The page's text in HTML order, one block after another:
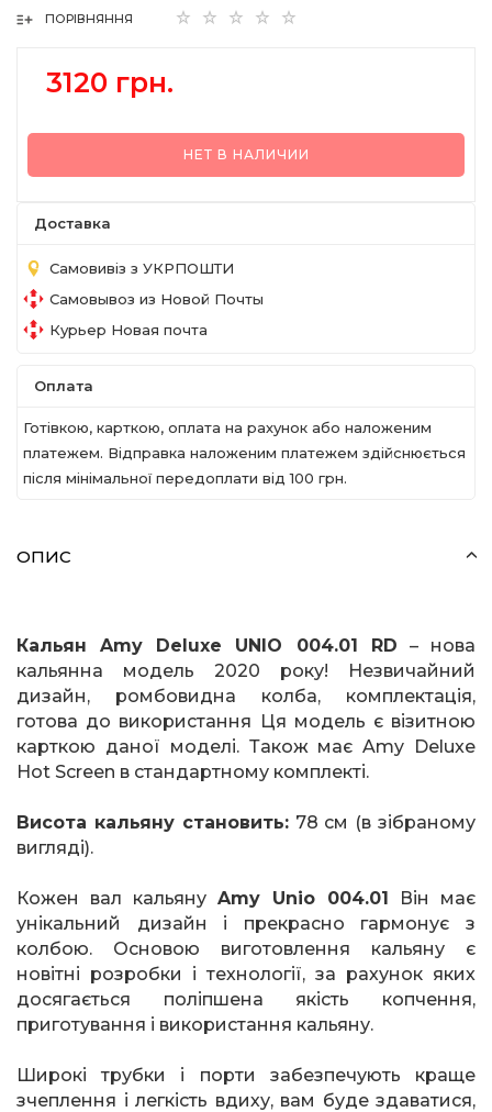
ПОРІВНЯННЯ
3120 грн.
НЕТ В НАЛИЧИИ
Доставка
Самовивіз з УКРПОШТИ
Самовывоз из Новой Почты
Курьер Новая почта
Оплата
Готівкою, карткою, оплата на рахунок або наложеним
платежем. Відправка наложеним платежем здійснюється
після мінімальної передоплати вiд 100 грн.
ОПИС
КальянAmy Deluxe UNIO 004.01 RD – нова
кальянна модель 2020 року! Незвичайний
дизайн, ромбовидна колба, комплектація,
готова до використання Ця модель є візитною
карткою даної моделі. Також маєAmy Deluxe
Hot Screen в стандартному комплекті.
Висота кальяну становить:78 см (в зібраному
вигляді).
Кожен вал кальяну Amy Unio 004.01 Він має
унікальний дизайн і прекрасно гармонує з
колбою. Основою виготовлення кальяну є
новітні розробки і технології, за рахунок яких
досягається поліпшена якість копчення,
приготування і використання кальяну.
Широкі трубки і порти забезпечують краще
зчеплення і легкість вдиху, вам буде здаватися,